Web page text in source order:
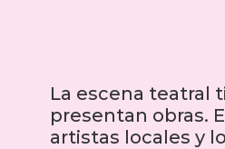
La escena teatral
presentan obras.
artistas locales y